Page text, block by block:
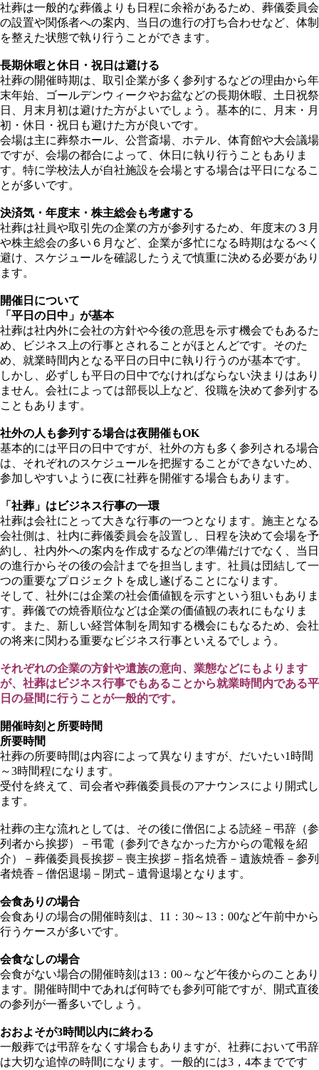
社葬は一般的な葬儀よりも日程に余裕があるため、葬儀委員会
の設置や関係者への案内、当日の進行の打ち合わせなど、体制
を整えた状態で執り行うことができます。
長期休暇と休日・祝日は避ける
社葬の開催時期は、取引企業が多く参列するなどの理由から年
末年始、ゴールデンウィークやお盆などの長期休暇、土日祝祭
日、月末月初は避けた方がよいでしょう。基本的に、月末・月
初・休日・祝日も避けた方が良いです。
会場は主に葬祭ホール、公営斎場、ホテル、体育館や大会議場
ですが、会場の都合によって、休日に執り行うこともありま
す。特に学校法人が自社施設を会場とする場合は平日になるこ
とが多いです。
決済気・年度末・株主総会も考慮する
社葬は社員や取引先の企業の方が参列するため、年度末の３月
や株主総会の多い６月など、企業が多忙になる時期はなるべく
避け、スケジュールを確認したうえで慎重に決める必要があり
ます。
開催日について
「平日の日中」が基本
社葬は社内外に会社の方針や今後の意思を示す機会でもあるた
め、ビジネス上の行事とされることがほとんどです。そのた
め、就業時間内となる平日の日中に執り行うのが基本です。
しかし、必ずしも平日の日中でなければならない決まりはあり
ません。会社によっては部長以上など、役職を決めて参列する
こともあります。
社外の人も参列する場合は夜開催もOK
基本的には平日の日中ですが、社外の方も多く参列される場合
は、それぞれのスケジュールを把握することができないため、
参加しやすいように夜に社葬を開催する場合もあります。
「社葬」はビジネス行事の一環
社葬は会社にとって大きな行事の一つとなります。施主となる
会社側は、社内に葬儀委員会を設置し、日程を決めて会場を予
約し、社内外への案内を作成するなどの準備だけでなく、当日
の進行からその後の会計までを担当します。社員は団結して一
つの重要なプロジェクトを成し遂げることになります。
そして、社外には企業の社会価値観を示すという狙いもありま
す。葬儀での焼香順位などは企業の価値観の表れにもなりま
す。また、新しい経営体制を周知する機会にもなるため、会社
の将来に関わる重要なビジネス行事といえるでしょう。
それぞれの企業の方針や遺族の意向、業態などにもよります
が、社葬はビジネス行事でもあることから就業時間内である平
日の昼間に行うことが一般的です。
開催時刻と所要時間
所要時間
社葬の所要時間は内容によって異なりますが、だいたい1 時間
～3時間程になります。
受付を終えて、司会者や葬儀委員長のアナウンスにより開式し
ます。
社葬の主な流れとしては、その後に僧侶による読経－弔辞（参
列者から挨拶）－弔電（参列できなかった方からの電報を紹
介）－葬儀委員長挨拶－喪主挨拶－指名焼香－遺族焼香－参列
者焼香－僧侶退場－閉式－遺骨退場となります。
会食ありの場合
会食ありの場合の開催時刻は、 11 ： 30～ 13 ： 00など午前中から
行うケースが多いです。
会食なしの場合
会食がない場合の開催時刻は13 ： 00～など午後からのことあり
ます。開催時間中であれば何時でも参列可能ですが、開式直後
の参列が一番多いでしょう。
おおよそが3時間以内に終わる
一般葬では弔辞をなくす場合もありますが、社葬において弔辞
は大切な追悼の時間になります。一般的には3 ， 4本までです